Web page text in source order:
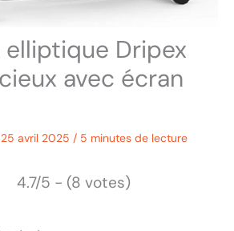
elliptique Dripex
avec écran
25 avril 2025 / 5 minutes de lecture
4.7/5 - (8 votes)